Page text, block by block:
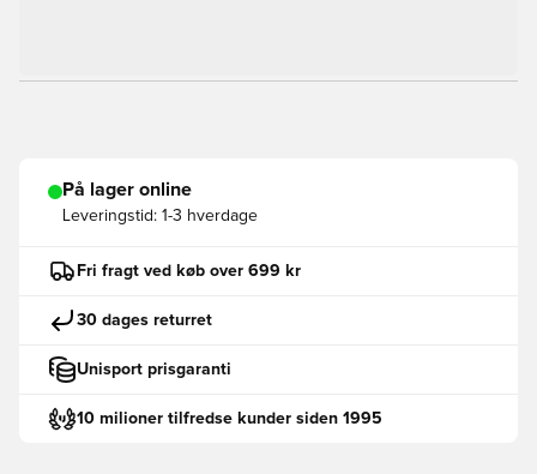
På lager online
Leveringstid: 1-3 hverdage
Fri fragt ved køb over 699 kr
30 dages returret
Unisport prisgaranti
10 milioner tilfredse kunder siden 1995